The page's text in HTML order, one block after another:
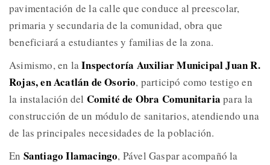
pavimentación de la calle que conduce al preescolar,
primaria y secundaria de la comunidad, obra que
beneficiará a estudiantes y familias de la zona.
Asimismo, en laInspectoría Auxiliar Municipal Juan R.
Rojas, en Acatlán de Osorio, participó como testigo en
la instalación del Comité de Obra Comunitaria para la
construcción de un módulo de sanitarios, atendiendo una
de las principales necesidades de la población.
En Santiago Ilamacingo, Pável Gaspar acompañó la